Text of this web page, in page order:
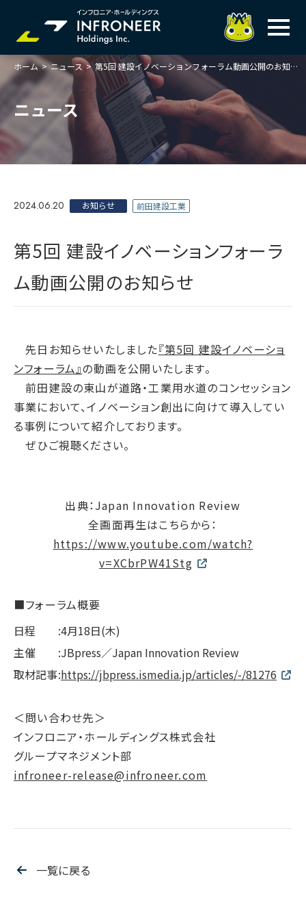
企業情報
トップメッセージ
岐べログ
事業紹介
ガバナンス
Infroneer AtoZ
ITSUTSU-BOSHI（グループ報）
IR情報
株主・投資家の皆様へ
業績ハイライト
決算説明会資料
IRニュースライブラリー
個人投資家の皆様へ
株主還元・配当性向
IRカレンダー
IR資料室
株主・株式情報
お問い合わせ
電子公告
サステナビリティ
トップメッセージ
価値創造プロセス
事業セグメント紹介
ビジネスモデルと競争優位性
環境
環境マネジメント
気候変動
循環経済
汚染防止
生物多様性タイムライン
水の安全保障
環境データ
労働慣行
人財戦略
社会データ
ガバナンス
コーポレートガバナンス
コンプライアンス
情報セキュリティ
コンプライアンスホットライン
各種ポリシー
腐敗防止ポリシー
サイトポリシー
プライバシーポリシー
SNSポリシー
ディスクロージャーポリシー
ホーム > ニュース > 第5回 建設イノベーションフォーラム動画公開のお知らせ
ニュース
2024.06.20 お知らせ 前田建設工業
第5回 建設イノベーションフォーラ
ム動画公開のお知らせ
先日お知らせいたしました『第5回 建設イノベーショ
ンフォーラム』の動画を公開いたします。
前田建設の東山が道路・工業用水道のコンセッション
事業において、イノベーション創出に向けて導入してい
る事例について紹介しております。
ぜひご視聴ください。
出典：Japan Innovation Review
全画面再生はこちらから：
https://www.youtube.com/watch?
v=XCbrPW41Stg
■フォーラム概要
日程
:4月18日(木)
主催
:JBpress／Japan Innovation Review
取材記事:https://jbpress.ismedia.jp/articles/-/81276
＜問い合わせ先＞
インフロニア・ホールディングス株式会社
グループマネジメント部
infroneer-release@infroneer.com
一覧に戻る